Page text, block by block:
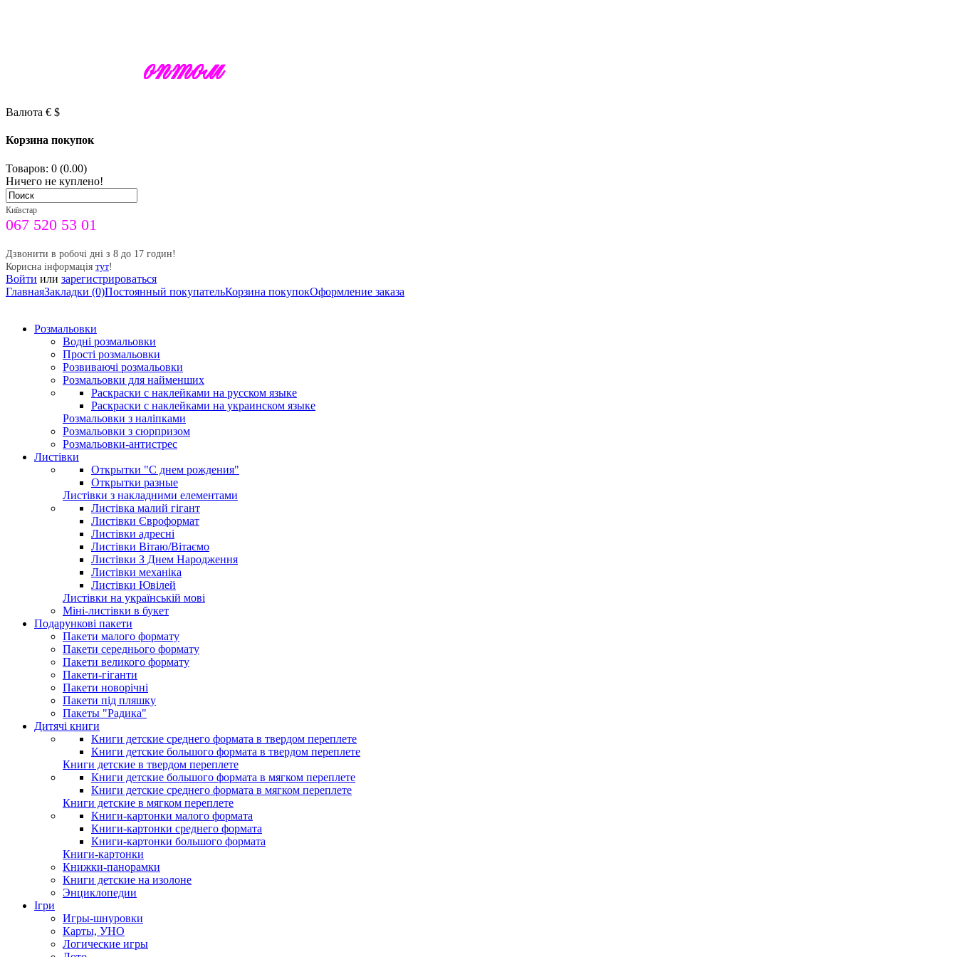
Валюта € $
Корзина покупок
Товаров: 0 (0.00)
Ничего не куплено!
Київстар
067 520 53 01
Дзвонити в робочі дні з 8 до 17 годин!
Корисна інформація тут!
Войти или зарегистрироваться
ГлавнаяЗакладки (0)Постоянный покупательКорзина покупокОформление заказа
Розмальовки
Водні розмальовки
Прості розмальовки
Розвиваючі розмальовки
Розмальовки для найменших
Раскраски с наклейками на русском языке
Раскраски с наклейками на украинском языке
Розмальовки з наліпками
Розмальовки з сюрпризом
Розмальовки-антистрес
Листівки
Открытки "С днем рождения"
Открытки разные
Листівки з накладними елементами
Листівка малий гігант
Листівки Євроформат
Листівки адресні
Листівки Вітаю/Вітаємо
Листівки З Днем Народження
Листівки механіка
Листівки Ювілей
Листівки на українській мові
Міні-листівки в букет
Подарункові пакети
Пакети малого формату
Пакети середнього формату
Пакети великого формату
Пакети-гіганти
Пакети новорічні
Пакети під пляшку
Пакеты "Радика"
Дитячі книги
Книги детские среднего формата в твердом переплете
Книги детские большого формата в твердом переплете
Книги детские в твердом переплете
Книги детские большого формата в мягком переплете
Книги детские среднего формата в мягком переплете
Книги детские в мягком переплете
Книги-картонки малого формата
Книги-картонки среднего формата
Книги-картонки большого формата
Книги-картонки
Книжки-панорамки
Книги детские на изолоне
Энциклопедии
Ігри
Игры-шнуровки
Карты, УНО
Логические игры